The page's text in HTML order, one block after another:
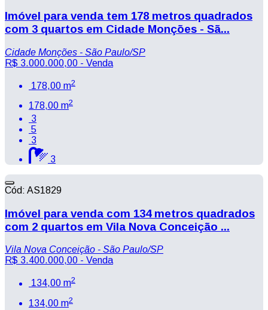
Imóvel para venda tem 178 metros quadrados
com 3 quartos em Cidade Monções - Sã...
Cidade Monções - São Paulo/SP
R$ 3.000.000,00 - Venda
178,00 m2
178,00 m2
3
5
3
3
Cód: AS1829
Imóvel para venda com 134 metros quadrados
com 2 quartos em Vila Nova Conceição ...
Vila Nova Conceição - São Paulo/SP
R$ 3.400.000,00 - Venda
134,00 m2
134,00 m2